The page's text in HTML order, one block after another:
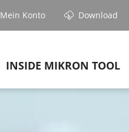
Mein Konto Download
INSIDE MIKRON TOOL